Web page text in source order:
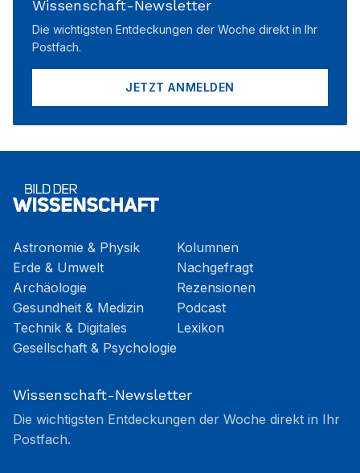
Wissenschaft-Newsletter
Die wichtigsten Entdeckungen der Woche direkt in Ihr
Postfach.
JETZT ANMELDEN
Astronomie & Physik
Erde & Umwelt
Archäologie
Gesundheit & Medizin
Technik & Digitales
Gesellschaft & Psychologie
Kolumnen
Nachgefragt
Rezensionen
Podcast
Lexikon
Wissenschaft-Newsletter
Die wichtigsten Entdeckungen der Woche direkt in Ihr
Postfach.